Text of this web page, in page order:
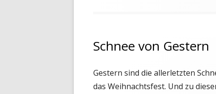
Schnee von Gestern
Gestern sind die allerletzten
das Weihnachtsfest. Und zu